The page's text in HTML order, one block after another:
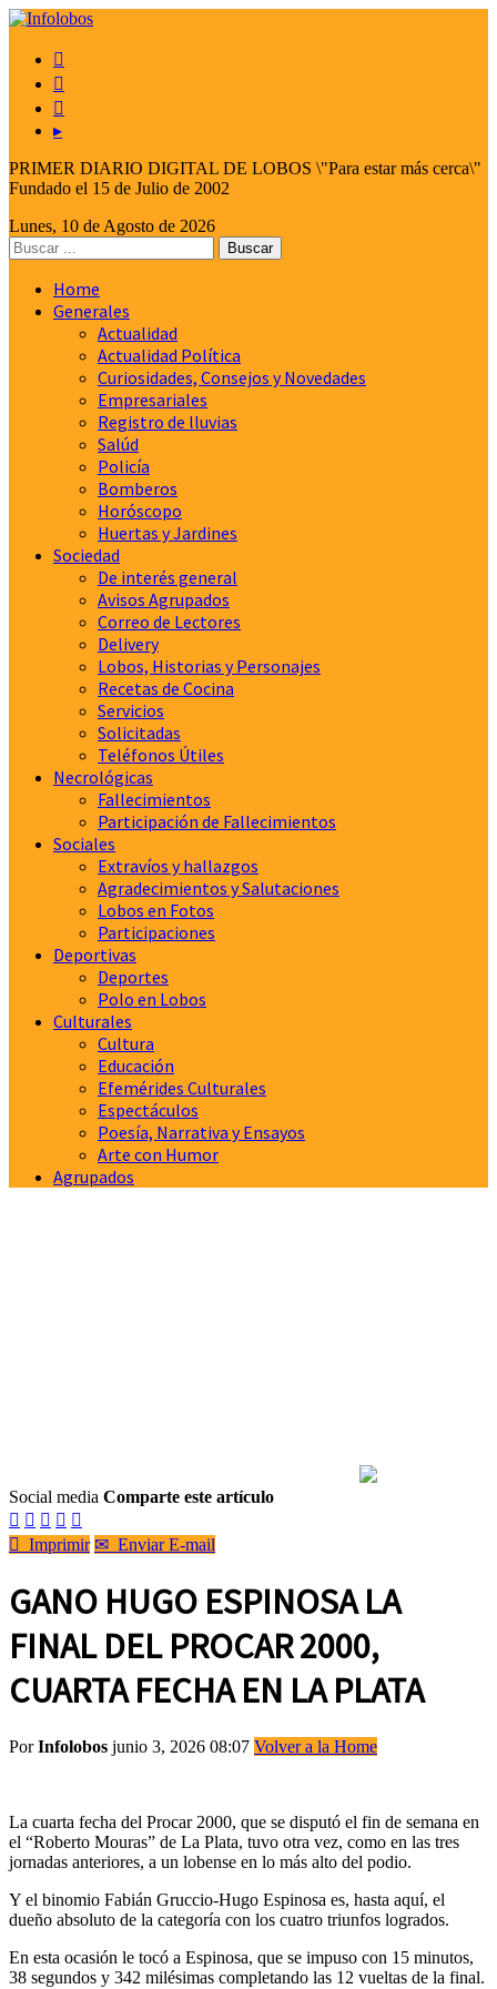



▸
PRIMER DIARIO DIGITAL DE LOBOS \"Para estar más cerca\"
Fundado el 15 de Julio de 2002
Lunes, 10 de Agosto de 2026
Home
Generales
Actualidad
Actualidad Política
Curiosidades, Consejos y Novedades
Empresariales
Registro de lluvias
Salúd
Policía
Bomberos
Horóscopo
Huertas y Jardines
Sociedad
De interés general
Avisos Agrupados
Correo de Lectores
Delivery
Lobos, Historias y Personajes
Recetas de Cocina
Servicios
Solicitadas
Teléfonos Útiles
Necrológicas
Fallecimientos
Participación de Fallecimientos
Sociales
Extravíos y hallazgos
Agradecimientos y Salutaciones
Lobos en Fotos
Participaciones
Deportivas
Deportes
Polo en Lobos
Culturales
Cultura
Educación
Efemérides Culturales
Espectáculos
Poesía, Narrativa y Ensayos
Arte con Humor
Agrupados
Social media Comparte este artículo
    
 Imprimir ✉ Enviar E-mail
GANO HUGO ESPINOSA LA
FINAL DEL PROCAR 2000,
CUARTA FECHA EN LA PLATA
PorInfolobos junio 3, 2026 08:07 Volver a la Home
La cuarta fecha del Procar 2000, que se disputó el fin de semana en
el “Roberto Mouras” de La Plata, tuvo otra vez, como en las tres
jornadas anteriores, a un lobense en lo más alto del podio.
Y el binomio Fabián Gruccio-Hugo Espinosa es, hasta aquí, el
dueño absoluto de la categoría con los cuatro triunfos logrados.
En esta ocasión le tocó a Espinosa, que se impuso con 15 minutos,
38 segundos y 342 milésimas completando las 12 vueltas de la final.